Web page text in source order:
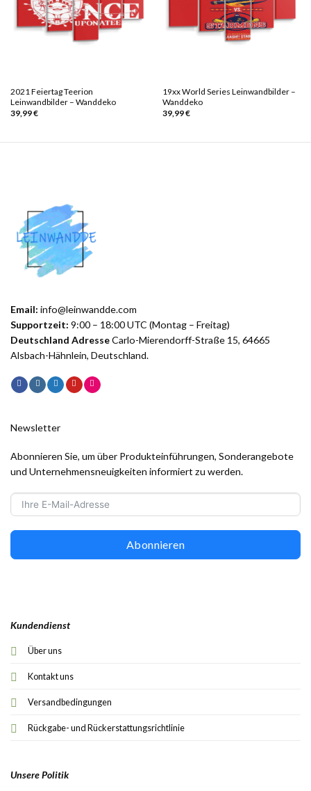
2021 Feiertag Teerion
Leinwandbilder – Wanddeko
39,99€
19xx World Series Leinwandbilder –
Wanddeko
39,99€
Email: info@leinwandde.com
Supportzeit: 9:00 – 18:00 UTC (Montag – Freitag)
Deutschland AdresseCarlo-Mierendorff-Straße 15, 64665
Alsbach-Hähnlein, Deutschland.
Kundendienst
Über uns
Kontakt uns
Versandbedingungen
Rückgabe- und Rückerstattungsrichtlinie
Unsere Politik
Newsletter
Abonnieren Sie, um über Produkteinführungen, Sonderangebote
und Unternehmensneuigkeiten informiert zu werden.
Abonnieren